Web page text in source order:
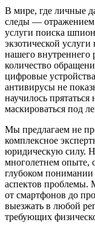
В мире, где личные
следы —
услуги поиска
экзотической
нашего внутреннего
количество
цифровые
антивирусы не
научилось
маскироваться под
Мы предлагаем не
комплексное
юридическую силу.
многолетнем опыте,
глубоком понимании
аспектов
от смартфонов до
выезжать в любой
требующих